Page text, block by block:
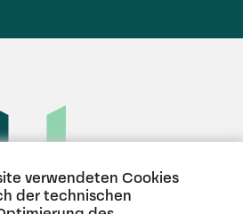
verwendeten Cookies
der technischen